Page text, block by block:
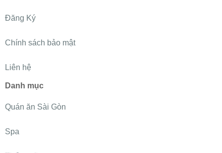
Đăng Ký
Chính sách bảo mật
Liên hệ
Danh mục
Quán ăn Sài Gòn
Spa